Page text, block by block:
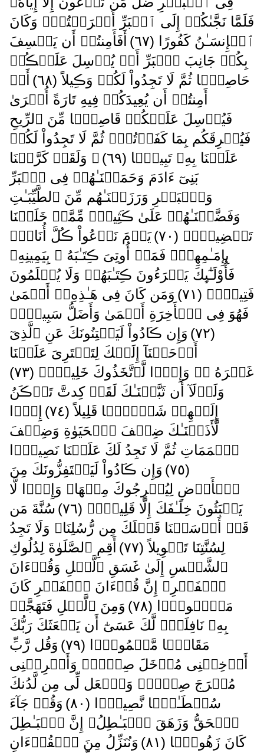
فَلَمَّا نَجَّٮٰكُمۡ إِلَى ٱلۡبَرِّ أَعۡرَضۡتُمۡ‌ۚ وَكَانَ
ٱلۡإِنسَـٰنُ كَفُورًا ( ٦٧ )
أَفَأَمِنتُمۡ أَن يَخۡسِفَ
بِكُمۡ جَانِبَ ٱلۡبَرِّ أَوۡ يُرۡسِلَ عَلَيۡڪُمۡ
حَاصِبً۬ا ثُمَّ لَا تَجِدُواْ لَكُمۡ وَڪِيلاً ( ٦٨ )
أَمۡ
أَمِنتُمۡ أَن يُعِيدَكُمۡ فِيهِ تَارَةً أُخۡرَىٰ
فَيُرۡسِلَ عَلَيۡكُمۡ قَاصِفً۬ا مِّنَ ٱلرِّيحِ
فَيُغۡرِقَكُم بِمَا كَفَرۡتُمۡ‌ۙ ثُمَّ لَا تَجِدُواْ لَكُمۡ
عَلَيۡنَا بِهِۦ تَبِيعً۬ا ( ٦٩ )
۞ وَلَقَدۡ كَرَّمۡنَا
بَنِىٓ ءَادَمَ وَحَمَلۡنَـٰهُمۡ فِى ٱلۡبَرِّ
وَٱلۡبَحۡرِ وَرَزَقۡنَـٰهُم مِّنَ ٱلطَّيِّبَـٰتِ
وَفَضَّلۡنَـٰهُمۡ عَلَىٰ ڪَثِيرٍ۬ مِّمَّنۡ خَلَقۡنَا
تَفۡضِيلاً۬ ( ٧٠ )
يَوۡمَ نَدۡعُواْ ڪُلَّ أُنَاسِۭ
بِإِمَـٰمِهِمۡ‌ۖ فَمَنۡ أُوتِىَ ڪِتَـٰبَهُ ۥ بِيَمِينِهِۦ
فَأُوْلَـٰٓٮِٕكَ يَقۡرَءُونَ ڪِتَـٰبَهُمۡ وَلَا يُظۡلَمُونَ
فَتِيلاً۬ ( ٧١ )
وَمَن كَانَ فِى هَـٰذِهِۦۤ أَعۡمَىٰ
فَهُوَ فِى ٱلۡأَخِرَةِ أَعۡمَىٰ وَأَضَلُّ سَبِيلاً۬
( ٧٢ )
وَإِن ڪَادُواْ لَيَفۡتِنُونَكَ عَنِ ٱلَّذِىٓ
أَوۡحَيۡنَآ إِلَيۡكَ لِتَفۡتَرِىَ عَلَيۡنَا
غَيۡرَهُ ۥ‌ۖ وَإِذً۬ا لَّٱتَّخَذُوكَ خَلِيلاً۬ ( ٧٣ )
وَلَوۡلَآ أَن ثَبَّتۡنَـٰكَ لَقَدۡ كِدتَّ تَرۡڪَنُ
إِلَيۡهِمۡ شَيۡـًٔ۬ا قَلِيلاً ( ٧٤ )
إِذً۬ا
لَّأَذَقۡنَـٰكَ ضِعۡفَ ٱلۡحَيَوٰةِ وَضِعۡفَ
ٱلۡمَمَاتِ ثُمَّ لَا تَجِدُ لَكَ عَلَيۡنَا نَصِيرً۬ا
( ٧٥ )
وَإِن ڪَادُواْ لَيَسۡتَفِزُّونَكَ مِنَ
ٱلۡأَرۡضِ لِيُخۡرِجُوكَ مِنۡهَا‌ۖ وَإِذً۬ا لَّا
يَلۡبَثُونَ خِلَـٰفَكَ إِلَّا قَلِيلاً۬ ( ٧٦ )
سُنَّةَ مَن
قَدۡ أَرۡسَلۡنَا قَبۡلَكَ مِن رُّسُلِنَا‌ۖ وَلَا تَجِدُ
لِسُنَّتِنَا تَحۡوِيلاً ( ٧٧ )
أَقِمِ ٱلصَّلَوٰةَ لِدُلُوكِ
ٱلشَّمۡسِ إِلَىٰ غَسَقِ ٱلَّيۡلِ وَقُرۡءَانَ
ٱلۡفَجۡرِ‌ۖ إِنَّ قُرۡءَانَ ٱلۡفَجۡرِ كَانَ
مَشۡہُودً۬ا ( ٧٨ )
وَمِنَ ٱلَّيۡلِ فَتَهَجَّدۡ
بِهِۦ نَافِلَةً۬ لَّكَ عَسَىٰٓ أَن يَبۡعَثَكَ رَبُّكَ
مَقَامً۬ا مَّحۡمُودً۬ا ( ٧٩ )
وَقُل رَّبِّ
أَدۡخِلۡنِى مُدۡخَلَ صِدۡقٍ۬ وَأَخۡرِجۡنِى
مُخۡرَجَ صِدۡقٍ۬ وَٱجۡعَل لِّى مِن لَّدُنكَ
سُلۡطَـٰنً۬ا نَّصِيرً۬ا ( ٨٠ )
وَقُلۡ جَآءَ
ٱلۡحَقُّ وَزَهَقَ ٱلۡبَـٰطِلُ‌ۚ إِنَّ ٱلۡبَـٰطِلَ
كَانَ زَهُوقً۬ا ( ٨١ )
وَنُنَزِّلُ مِنَ ٱلۡقُرۡءَانِ